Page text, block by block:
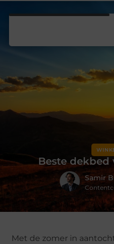
Beste dekbed
Samir
Met de zomer in